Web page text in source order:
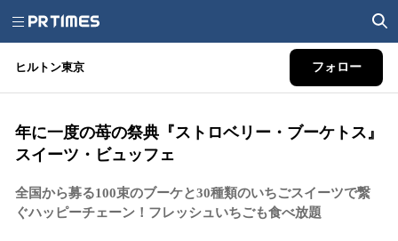
ヒルトン東京 フォロー
年に一度の苺の祭典『ストロベリー・ブーケトス』
スイーツ・ビュッフェ
全国から募る100束のブーケと30種類のいちごスイーツで繋
ぐハッピーチェーン！フレッシュいちごも食べ放題